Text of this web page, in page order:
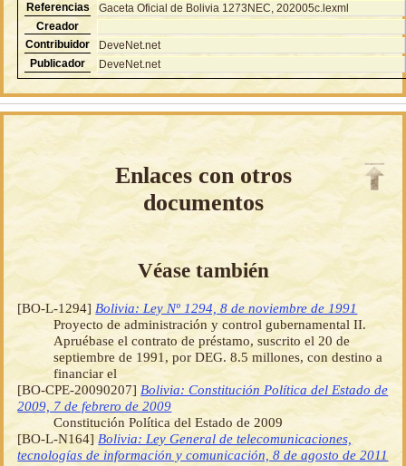
Referencias
Gaceta Oficial de Bolivia 1273NEC, 202005c.lexml
Creador
Contribuidor
DeveNet.net
Publicador
DeveNet.net
Enlaces con otros
documentos
Véase también
[BO-L-1294]Bolivia: Ley Nº 1294, 8 de noviembre de 1991
Proyecto de administración y control gubernamental II.
Apruébase el contrato de préstamo, suscrito el 20 de
septiembre de 1991, por DEG. 8.5 millones, con destino a
financiar el
[BO-CPE-20090207]Bolivia: Constitución Política del Estado de
2009, 7 de febrero de 2009
Constitución Política del Estado de 2009
[BO-L-N164]Bolivia: Ley General de telecomunicaciones,
tecnologías de información y comunicación, 8 de agosto de 2011